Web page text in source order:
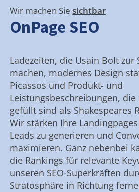
Wir machen Sie sichtbar
OnPage SEO
Ladezeiten, die Usain Bolt zur
machen, modernes Design
Picassos und Produkt- und
Leistungsbeschreibungen,
gefüllt sind als Shakespeares
Wir stärken Ihre
Leads zu generieren und
maximieren. Ganz nebenbei
die Rankings für relevante
unseren SEO-Superkräften
Stratosphäre in Richtung